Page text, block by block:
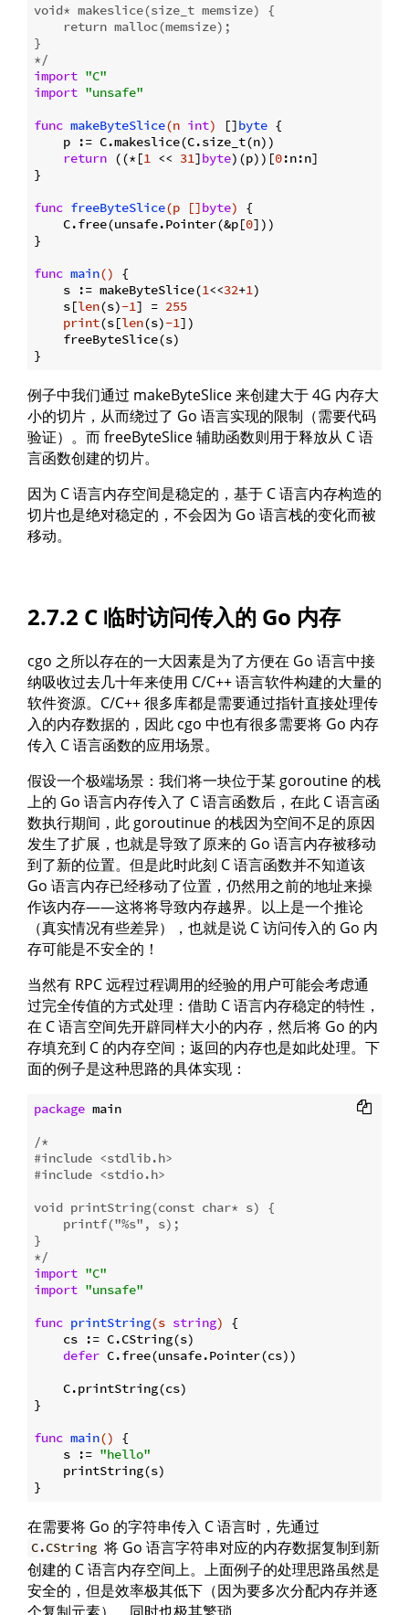
void* makeslice(size_t memsize) {
    return malloc(memsize);
}
*/
import "C"
import "unsafe"
func makeByteSlice(n int) []byte {
    p := C.makeslice(C.size_t(n))
return ((*[1 << 31]byte)(p))[0:n:n]
}
func freeByteSlice(p []byte)
{
    C.free(unsafe.Pointer(&p[
0]))
}
func main()
{
    s := makeByteSlice(
1<<32+1)
    s[
len(s)-1] = 255
print(s[len(s)-1])
    freeByteSlice(s)
例子中我们通过 makeByteSlice 来创建大于 4G 内存大
小的切片，从而绕过了 Go 语言实现的限制（需要代码
验证）。而 freeByteSlice 辅助函数则用于释放从 C 语
言函数创建的切片。
因为 C 语言内存空间是稳定的，基于 C 语言内存构造的
切片也是绝对稳定的，不会因为 Go 语言栈的变化而被
移动。
2.7.2 C 临时访问传入的 Go 内存
cgo 之所以存在的一大因素是为了方便在 Go 语言中接
纳吸收过去几十年来使用 C/C++ 语言软件构建的大量的
软件资源。C/C++ 很多库都是需要通过指针直接处理传
入的内存数据的，因此 cgo 中也有很多需要将 Go 内存
传入 C 语言函数的应用场景。
假设一个极端场景：我们将一块位于某 goroutine 的栈
上的 Go 语言内存传入了 C 语言函数后，在此 C 语言函
数执行期间，此 goroutinue 的栈因为空间不足的原因
发生了扩展，也就是导致了原来的 Go 语言内存被移动
到了新的位置。但是此时此刻 C 语言函数并不知道该
Go 语言内存已经移动了位置，仍然用之前的地址来操
作该内存——这将将导致内存越界。以上是一个推论
（真实情况有些差异），也就是说 C 访问传入的 Go 内
存可能是不安全的！
当然有 RPC 远程过程调用的经验的用户可能会考虑通
过完全传值的方式处理：借助 C 语言内存稳定的特性，
在 C 语言空间先开辟同样大小的内存，然后将 Go 的内
存填充到 C 的内存空间；返回的内存也是如此处理。下
面的例子是这种思路的具体实现：
package main
/*
#include <stdlib.h>
#include <stdio.h>
void printString(const char* s) {
    printf("%s", s);
}
*/
import "C"
import "unsafe"
func printString(s string)
{
    cs := C.CString(s)
defer C.free(unsafe.Pointer(cs))
    C.printString(cs)
}
func main()
{
    s :=
"hello"
    printString(s)
在需要将 Go 的字符串传入 C 语言时，先通过
C.CString 将 Go 语言字符串对应的内存数据复制到新
创建的 C 语言内存空间上。上面例子的处理思路虽然是
安全的，但是效率极其低下（因为要多次分配内存并逐